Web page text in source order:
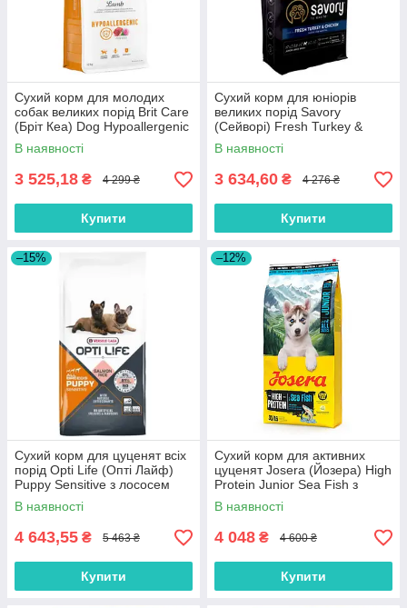
Сухий корм для молодих
собак великих порід Brit Care
(Бріт Кеа) Dog Hypoallergenic
Junior Large Breed з ягням 12
кг
В наявності
3 525,18 ₴ 4 299 ₴
Купити
Сухий корм для юніорів
великих порід Savory
(Cейворi) Fresh Turkey &
Сhicken Junior Large Breeds
зі свіжою індичкою та курко
12 кг
В наявності
3 634,60 ₴ 4 276 ₴
Купити
–15%
Сухий корм для цуценят всіх
порід Opti Life (Опті Лайф)
Puppy Sensitive з лососем
12.5 кг
В наявності
4 643,55 ₴ 5 463 ₴
Купити
–12%
Сухий корм для активних
цуценят Josera (Йозера) High
Protein Junior Sea Fish з
морською рибою 12.5 кг
В наявності
4 048 ₴ 4 600 ₴
Купити